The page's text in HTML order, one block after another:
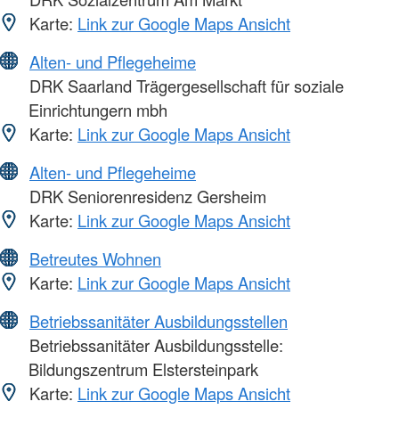
Karte: Link zur Google Maps Ansicht
Alten- und Pflegeheime
DRK Saarland Trägergesellschaft für soziale
Einrichtungern mbh
Karte: Link zur Google Maps Ansicht
Alten- und Pflegeheime
DRK Seniorenresidenz Gersheim
Karte: Link zur Google Maps Ansicht
Betreutes Wohnen
Karte: Link zur Google Maps Ansicht
Betriebssanitäter Ausbildungsstellen
Betriebssanitäter Ausbildungsstelle:
Bildungszentrum Elstersteinpark
Karte: Link zur Google Maps Ansicht